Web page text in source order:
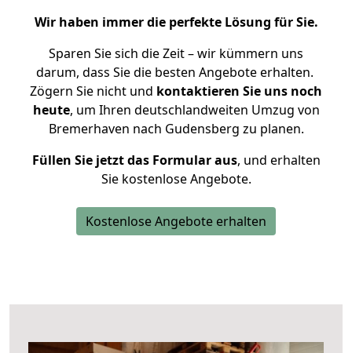
Wir haben immer die perfekte Lösung für Sie.
Sparen Sie sich die Zeit – wir kümmern uns
darum, dass Sie die besten Angebote erhalten.
Zögern Sie nicht und kontaktieren Sie uns noch
heute, um Ihren deutschlandweiten Umzug von
Bremerhaven nach Gudensberg zu planen.
Füllen Sie jetzt das Formular aus, und erhalten
Sie kostenlose Angebote.
Kostenlose Angebote erhalten